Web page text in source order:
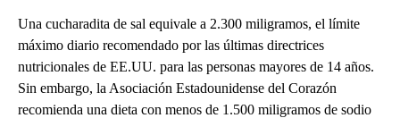
Una cucharadita de sal equivale a 2.300 miligramos, el límite
máximo diario recomendado por las últimas directrices
nutricionales de EE.UU. para las personas mayores de 14 años.
Sin embargo, la Asociación Estadounidense del Corazón
recomienda una dieta con menos de 1.500 miligramos de sodio